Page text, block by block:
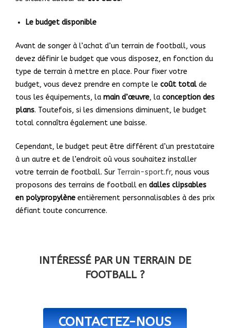
Le budget disponible
Avant de songer à l’achat d’un terrain de football, vous
devez définir le budget que vous disposez, en fonction du
type de terrain à mettre en place. Pour fixer votre
budget, vous devez prendre en compte le coût total de
tous les équipements, la main d’œuvre, la conception des
plans. Toutefois, si les dimensions diminuent, le budget
total connaîtra également une baisse.
Cependant, le budget peut être différent d’un prestataire
à un autre et de l’endroit où vous souhaitez installer
votre terrain de football. Sur Terrain-sport.fr, nous vous
proposons des terrains de football en dalles clipsables
en polypropylène entièrement personnalisables à des prix
défiant toute concurrence.
INTÉRESSÉ PAR UN TERRAIN DE
FOOTBALL ?
CONTACTEZ-NOUS